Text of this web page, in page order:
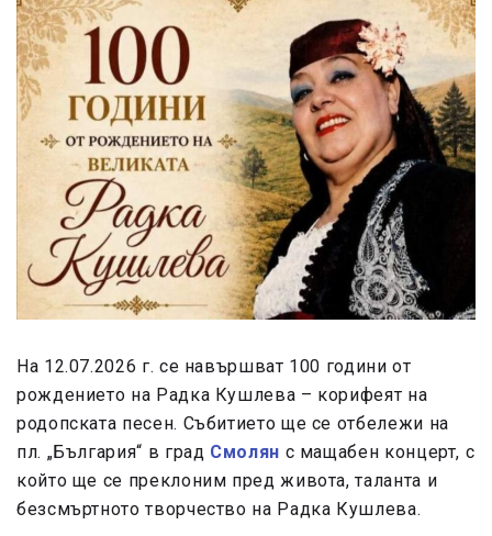
На 12.07.2026 г. се навършват 100 години от
рождението на Радка Кушлева – корифеят на
родопската песен. Събитието ще се отбележи на
пл. „България“ в град Смолян с мащабен концерт, с
който ще се преклоним пред живота, таланта и
безсмъртното творчество на Радка Кушлева.